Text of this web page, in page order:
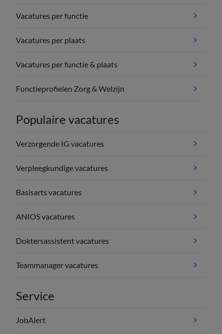
Vacatures per functie
Vacatures per plaats
Vacatures per functie & plaats
Functieprofielen Zorg & Welzijn
Populaire vacatures
Verzorgende IG vacatures
Verpleegkundige vacatures
Basisarts vacatures
ANIOS vacatures
Doktersassistent vacatures
Teammanager vacatures
Service
JobAlert